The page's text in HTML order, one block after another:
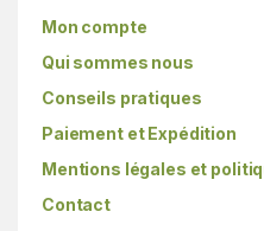
Mon compte
Qui sommes nous
Conseils pratiques
Paiement et Expédition
Mentions légales et
Contact